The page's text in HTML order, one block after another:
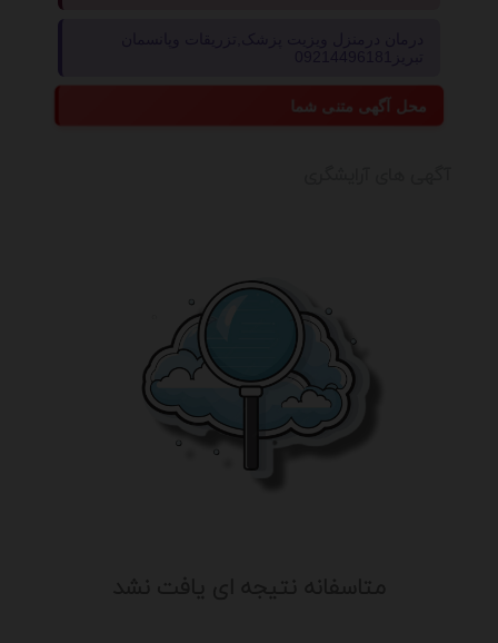
محل آگهی متنی شما